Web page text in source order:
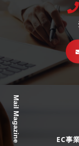
Mail Magazine
EC事